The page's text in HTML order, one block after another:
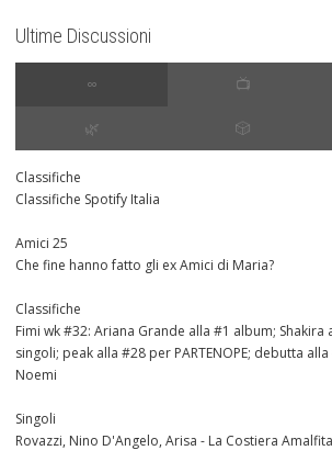
Ultime Discussioni
∞ 📺
🌿 🎲
Classifiche
Classifiche Spotify Italia
Amici 25
Che fine hanno fatto gli ex Amici di Maria?
Classifiche
Fimi wk #32: Ariana Grande alla #1 album; Shakira
singoli; peak alla #28 per PARTENOPE; debutta
Noemi
Singoli
Rovazzi, Nino D'Angelo, Arisa - La Costiera